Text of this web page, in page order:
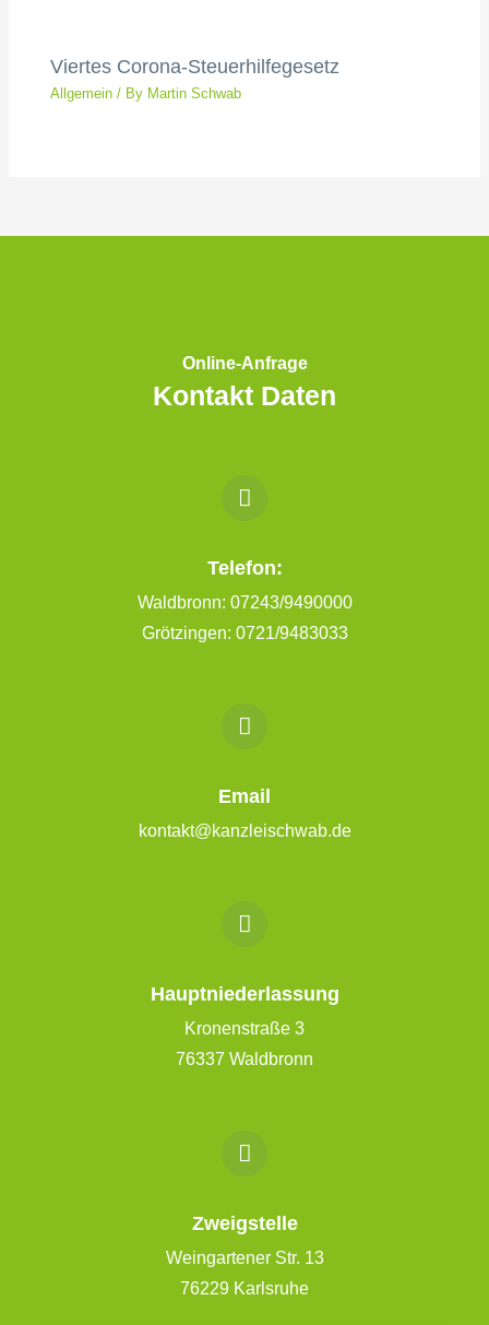
Viertes Corona-Steuerhilfegesetz
Allgemein/ By Martin Schwab
Online-Anfrage
Kontakt Daten
Telefon:
Waldbronn: 07243/9490000
Grötzingen: 0721/9483033
Email
kontakt@kanzleischwab.de
Hauptniederlassung
Kronenstraße 3
76337 Waldbronn
Zweigstelle
Weingartener Str. 13
76229 Karlsruhe